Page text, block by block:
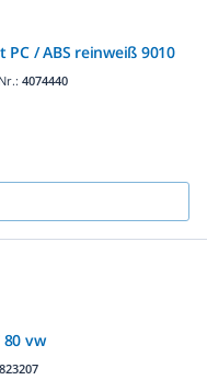
/ ABS reinweiß 9010
4074440
80 vw